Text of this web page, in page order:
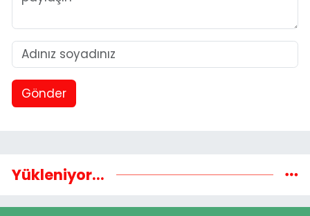
Gönder
Yükleniyor...